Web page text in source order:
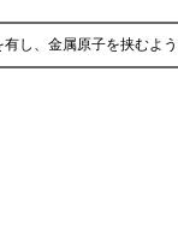
し、金属原子を挟むよ